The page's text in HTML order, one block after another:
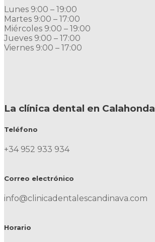
Lunes 9:00 – 19:00
Martes 9:00 – 17:00
Miércoles 9:00 – 19:00
Jueves 9:00 – 17:00
Viernes 9:00 – 17:00
La clínica dental en Calahonda
Teléfono
+34 952 933 934
Correo electrónico
info@clinicadentalescandinava.com
Horario